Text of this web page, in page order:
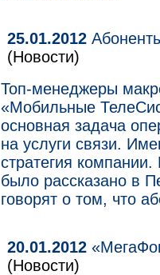
25.01.2012
(Новости)
Топ-менеджеры
«Мобильные
основная задача
на услуги связи.
стратегия
было рассказано в
говорят о том, что
20.01.2012
(Новости)